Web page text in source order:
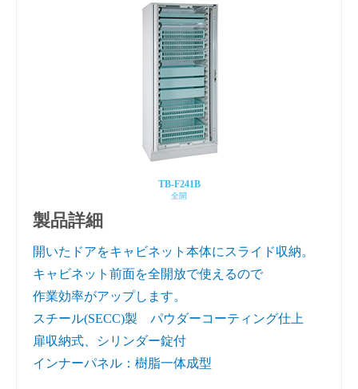
TB-F241B
全開
製品詳細
開いたドアをキャビネット本体にスライド収納。
キャビネット前面を全開放で使えるので
作業効率がアップします。
スチール(SECC)製 パウダーコーティング仕上
扉収納式、シリンダー錠付
インナーパネル：樹脂一体成型